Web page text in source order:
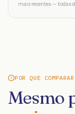
mais recentes — todas
POR QUE
Mesmo